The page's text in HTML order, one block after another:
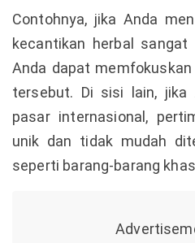
Contohnya, jika Anda
kecantikan herbal
Anda dapat
tersebut. Di sisi lain, jika
pasar internasional,
unik dan tidak mudah
seperti barang-barang